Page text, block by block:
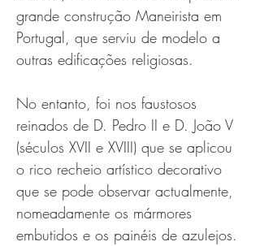
grande construção Maneirista em
Portugal, que serviu de modelo a
outras edificações religiosas.
No entanto, foi nos faustosos
reinados de D. Pedro II e D. João V
(séculos XVII e XVIII) que se aplicou
o rico recheio artístico decorativo
que se pode observar actualmente,
nomeadamente os mármores
embutidos e os painéis de azulejos.